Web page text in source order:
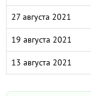
27 августа 2021
19 августа 2021
13 августа 2021